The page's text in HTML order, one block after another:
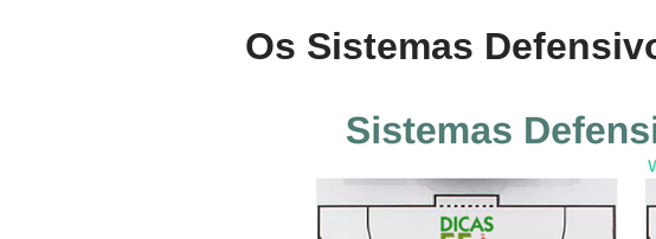
Os Sistemas